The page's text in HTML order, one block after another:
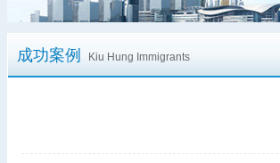
成功案例 Kiu Hung Immigrants